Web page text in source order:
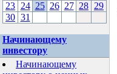
23 24 25 26 27 28 29
30 31
Начинающему
инвестору
Начинающему